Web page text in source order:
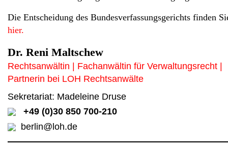
Die Entscheidung des Bundesverfassungsgerichts finden
hier.
Dr. Reni Maltschew
Rechtsanwältin | Fachanwältin für Verwaltungsrecht |
Partnerin bei LOH Rechtsanwälte
Sekretariat: Madeleine Druse
+49 (0)30 850 700-210
berlin@loh.de